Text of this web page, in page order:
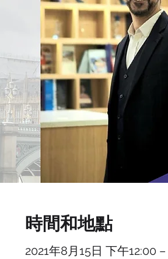
時間和地點
2021年8月15日 下午12:00